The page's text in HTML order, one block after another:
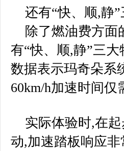
还有“快、顺,静
除了燃油费方面
有“快、顺,静”三
数据表示玛奇朵系
60km/h加速时间仅
实际体验时,在
动,加速踏板响应